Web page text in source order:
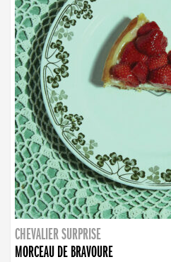
CHEVALIER SURPRISE
MORCEAU DE BRAVOURE